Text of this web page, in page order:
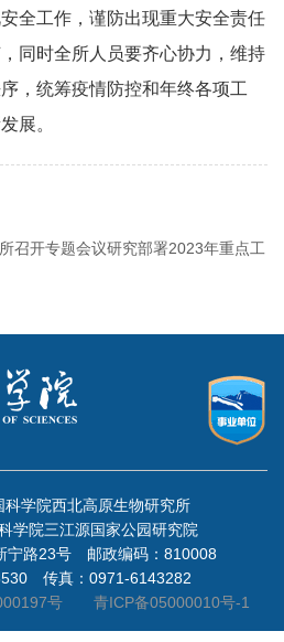
全工作，谨防出现重大安全责任
同时全所人员要齐心协力，维持
，统筹疫情防控和年终各项工
展。
召开专题会议研究部署2023年重点工
科学院西北高原生物研究所
学院三江源国家公园研究院
宁路23号 邮政编码：810008
传真：0971-6143282
号
青ICP备05000010号-1